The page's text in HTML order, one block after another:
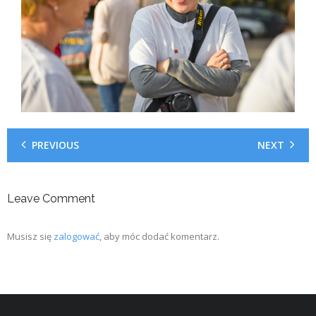
PREVIOUS NEXT
Leave Comment
Musisz się zalogować, aby móc dodać komentarz.